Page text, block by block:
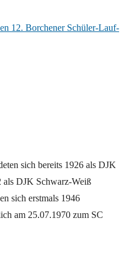
12. Borchener Schüler-Lauf-
sich bereits 1926 als DJK
DJK Schwarz-Weiß
sich erstmals 1946
am 25.07.1970 zum SC